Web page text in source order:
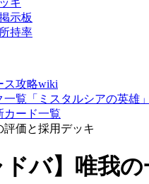
キ
示板
持率
ス攻略wiki
覧「ミスタルシアの英雄」
カード一覧
評価と採用デッキ
ドバ】唯我